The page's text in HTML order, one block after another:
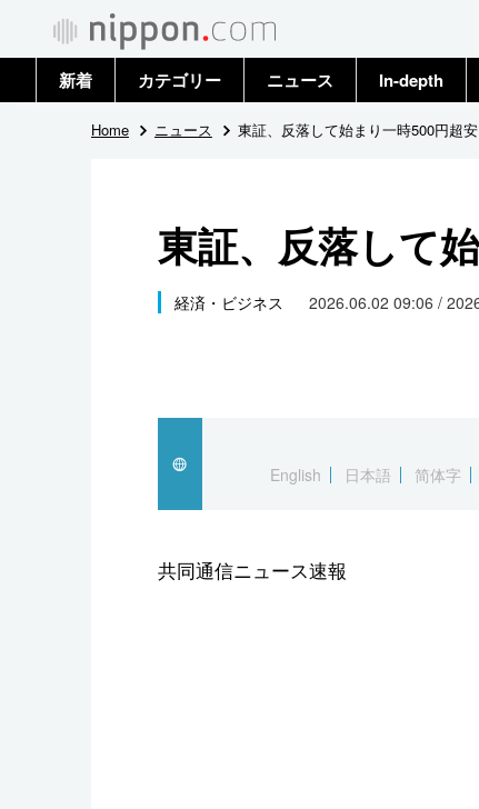
新着 カテゴリー
政治・外交
国際
科学・技術
暮らし
ニュース
トップ
In-depth
Home ニュース 東証、反落して始まり一時500円超安
東証、反落して
経済・ビジネス 2026.06.02 09:06 /
English
日本語 简体字
共同通信ニュース速報